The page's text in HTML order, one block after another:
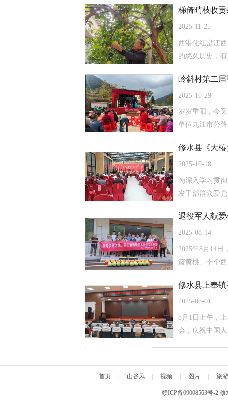
梯倚晴枝收
2025-11-25
西港化红是江
的悠久历史，
岭斜村第二
2025-10-29
岁岁重阳，今
单位九江市公
修水县《大
2025-10-18
为深入学习贯
发干部群众爱
退役军人献
2025-08-14
2025年8月14日
篮黄桃、十个
修水县上奉镇
2025-08-01
8月1日上午，
会，庆祝中国
首页 山谷风 视频 图片 旅游
赣ICP备09008563号-2